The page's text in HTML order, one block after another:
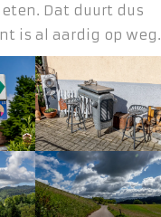
Dat duurt dus
is al aardig op weg.